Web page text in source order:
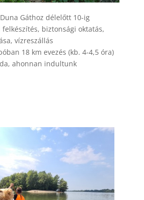
Gáthoz délelőtt 10-ig
felkészítés, biztonsági oktatás,
vízreszállás
18 km evezés (kb. 4-4,5 óra)
ahonnan indultunk